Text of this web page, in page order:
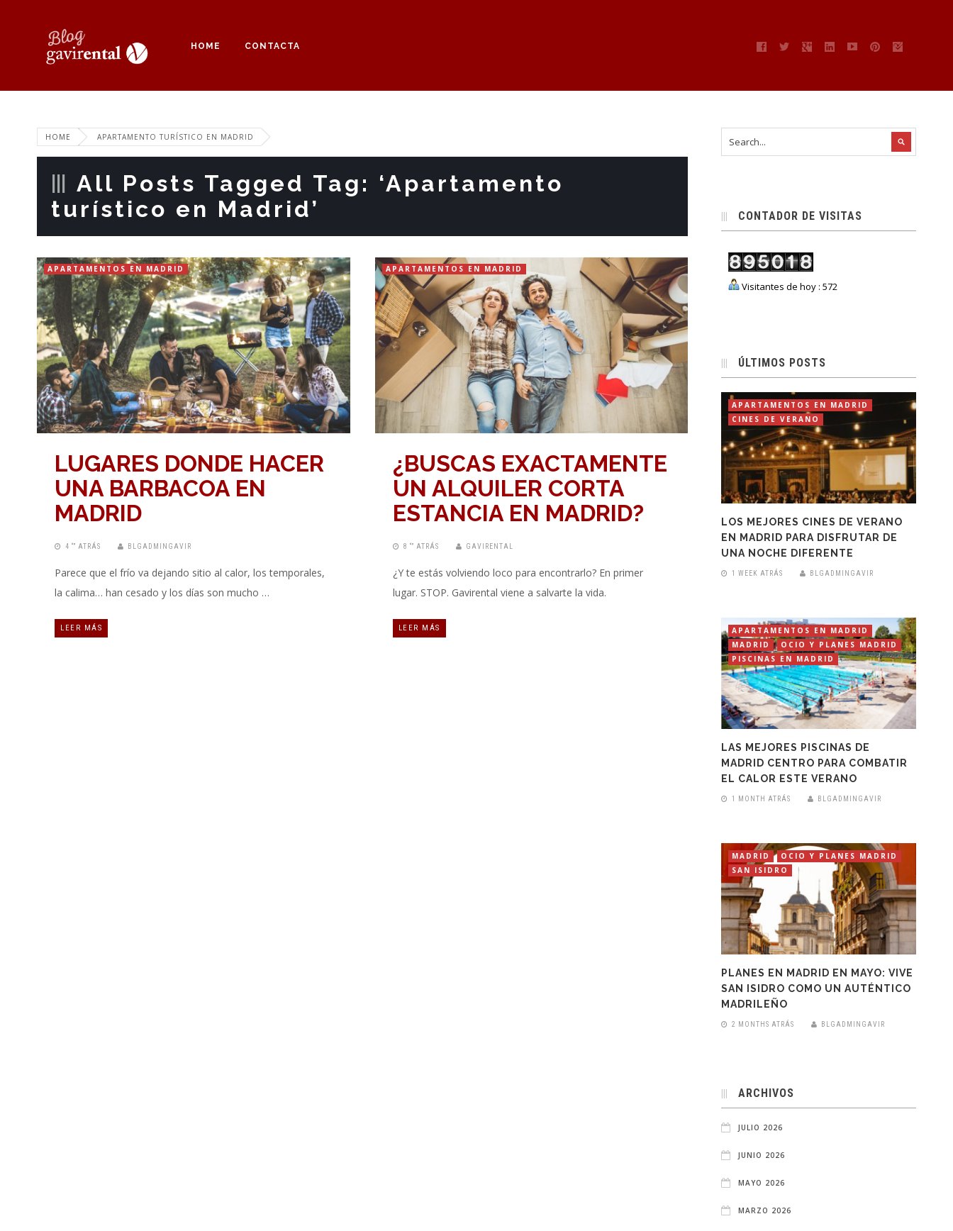
HOME CONTACTA
HOME APARTAMENTO TURÍSTICO EN MADRID
All Posts Tagged Tag: ‘Apartamento
turístico en Madrid’
APARTAMENTOS EN MADRID
LUGARES DONDE HACER
UNA BARBACOA EN
MADRID
4 “” ATRÁS BLGADMINGAVIR
Parece que el frío va dejando sitio al calor, los temporales,
la calima… han cesado y los días son mucho …
LEER MÁS
APARTAMENTOS EN MADRID
¿BUSCAS EXACTAMENTE
UN ALQUILER CORTA
ESTANCIA EN MADRID?
8 “” ATRÁS GAVIRENTAL
¿Y te estás volviendo loco para encontrarlo? En primer
lugar. STOP. Gavirental viene a salvarte la vida.
LEER MÁS
CONTADOR DE VISITAS
Visitantes de hoy : 572
ÚLTIMOS POSTS
APARTAMENTOS EN MADRID
CINES DE VERANO
LOS MEJORES CINES DE VERANO
EN MADRID PARA DISFRUTAR DE
UNA NOCHE DIFERENTE
1 WEEK ATRÁS BLGADMINGAVIR
APARTAMENTOS EN MADRID
MADRID
OCIO Y PLANES MADRID
PISCINAS EN MADRID
LAS MEJORES PISCINAS DE
MADRID CENTRO PARA COMBATIR
EL CALOR ESTE VERANO
1 MONTH ATRÁS BLGADMINGAVIR
MADRID
OCIO Y PLANES MADRID
SAN ISIDRO
PLANES EN MADRID EN MAYO: VIVE
SAN ISIDRO COMO UN AUTÉNTICO
MADRILEÑO
2 MONTHS ATRÁS BLGADMINGAVIR
ARCHIVOS
JULIO 2026
JUNIO 2026
MAYO 2026
MARZO 2026